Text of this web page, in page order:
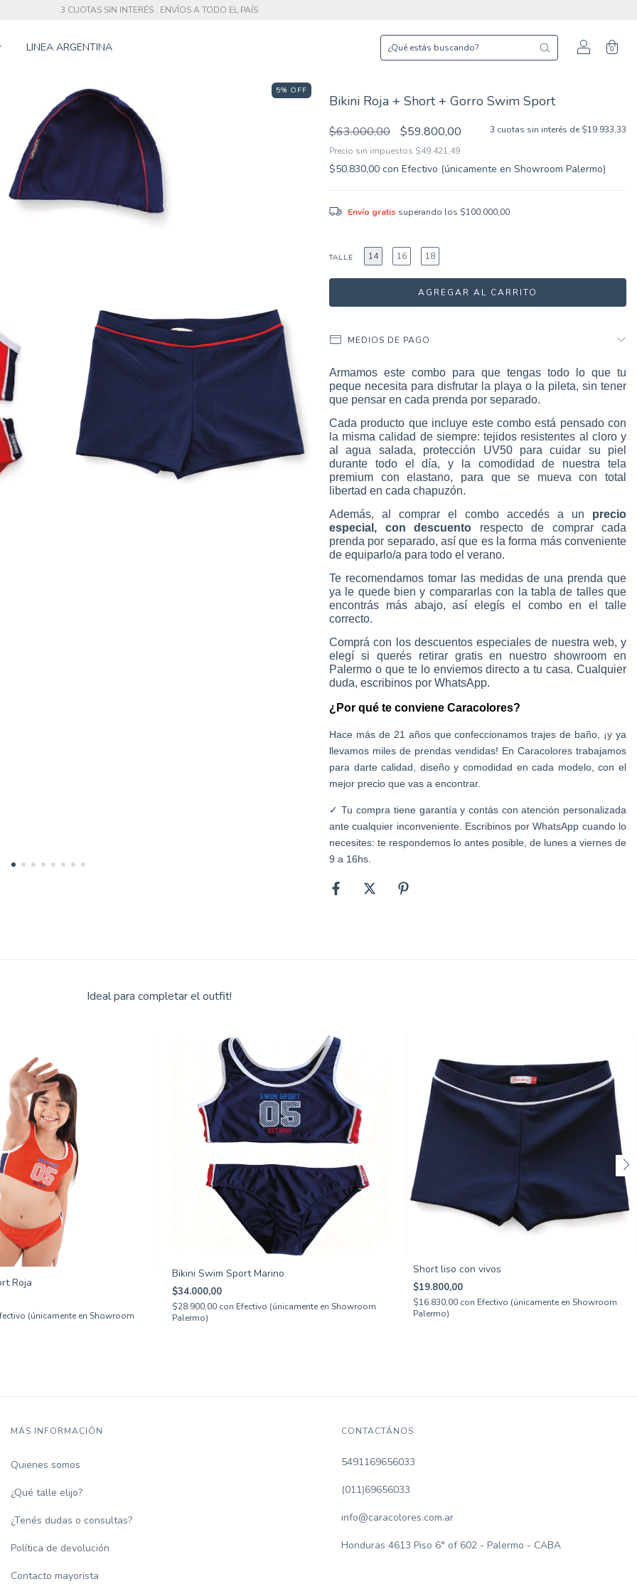
3 CUOTAS SIN INTERÉS . ENVÍOS A TODO EL PAÍS
LINEA ARGENTINA 0
5% OFF
Bikini Roja + Short + Gorro Swim Sport
$63.000,00 $59.800,00 3 cuotas sin interés de $19.933,33
Precio sin impuestos $49.421,49
$50.830,00 con Efectivo (únicamente en Showroom Palermo)
Envío gratis superando los $100.000,00
TALLE 14 16 18
MEDIOS DE PAGO
Armamos este combo para que tengas todo lo que tu
peque necesita para disfrutar la playa o la pileta, sin tener
que pensar en cada prenda por separado.
Cada producto que incluye este combo está pensado con
la misma calidad de siempre: tejidos resistentes al cloro y
al agua salada, protección UV50 para cuidar su piel
durante todo el día, y la comodidad de nuestra tela
premium con elastano, para que se mueva con total
libertad en cada chapuzón.
Además, al comprar el combo accedés a un precio
especial, con descuento respecto de comprar cada
prenda por separado, así que es la forma más conveniente
de equiparlo/a para todo el verano.
Te recomendamos tomar las medidas de una prenda que
ya le quede bien y compararlas con la tabla de talles que
encontrás más abajo, así elegís el combo en el talle
correcto.
Comprá con los descuentos especiales de nuestra web, y
elegí si querés retirar gratis en nuestro showroom en
Palermo o que te lo enviemos directo a tu casa. Cualquier
duda, escribinos por WhatsApp.
¿Por qué te conviene Caracolores?
Hace más de 21 años que confeccionamos trajes de baño, ¡y ya
llevamos miles de prendas vendidas! En Caracolores trabajamos
para darte calidad, diseño y comodidad en cada modelo, con el
mejor precio que vas a encontrar.
✓ Tu compra tiene garantía y contás con atención personalizada
ante cualquier inconveniente. Escribinos por WhatsApp cuando lo
necesites: te respondemos lo antes posible, de lunes a viernes de
9 a 16hs.
Ideal para completar el outfit!
Roja
(únicamente en Showroom
Bikini Swim Sport Marino
$34.000,00
$28.900,00 con Efectivo (únicamente en Showroom
Palermo)
Short liso con vivos
$19.800,00
$16.830,00 con Efectivo (únicamente en Showroom
Palermo)
MÁS INFORMACIÓN
Quienes somos
¿Qué talle elijo?
¿Tenés dudas o consultas?
Política de devolución
Contacto mayorista
CONTACTÁNOS
5491169656033
(011)69656033
info@caracolores.com.ar
Honduras 4613 Piso 6° of 602 - Palermo - CABA